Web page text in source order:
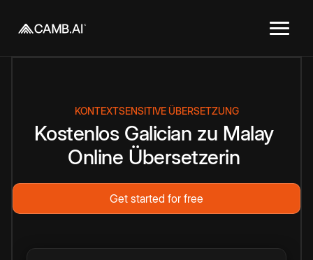
KONTEXTSENSITIVE ÜBERSETZUNG
Kostenlos Galician zu Malay
Online Übersetzerin
Get started for free